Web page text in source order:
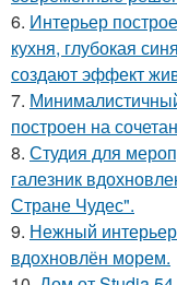
6. Интерьер
кухня, глубокая
создают эффект
7.
построен на
8. Студия для
галезник
Стране Чудес".
9. Нежный
вдохновлён морем.